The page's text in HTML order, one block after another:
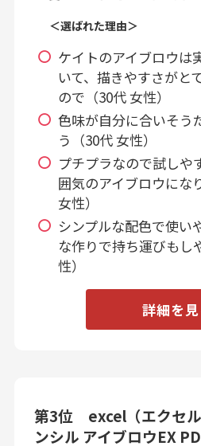
＜選ばれた理由＞
ケイトのアイブロウは
いて、描きやすさがと
ので（30代 女性）
色味が自分に合いそう
う（30代 女性）
プチプラなので試しや
囲気のアイブロウにな
女性）
シンプルな配色で使い
な作りで持ち運びもし
性）
詳細を
第3位 excel（エクセ
ンシル アイブロウEX